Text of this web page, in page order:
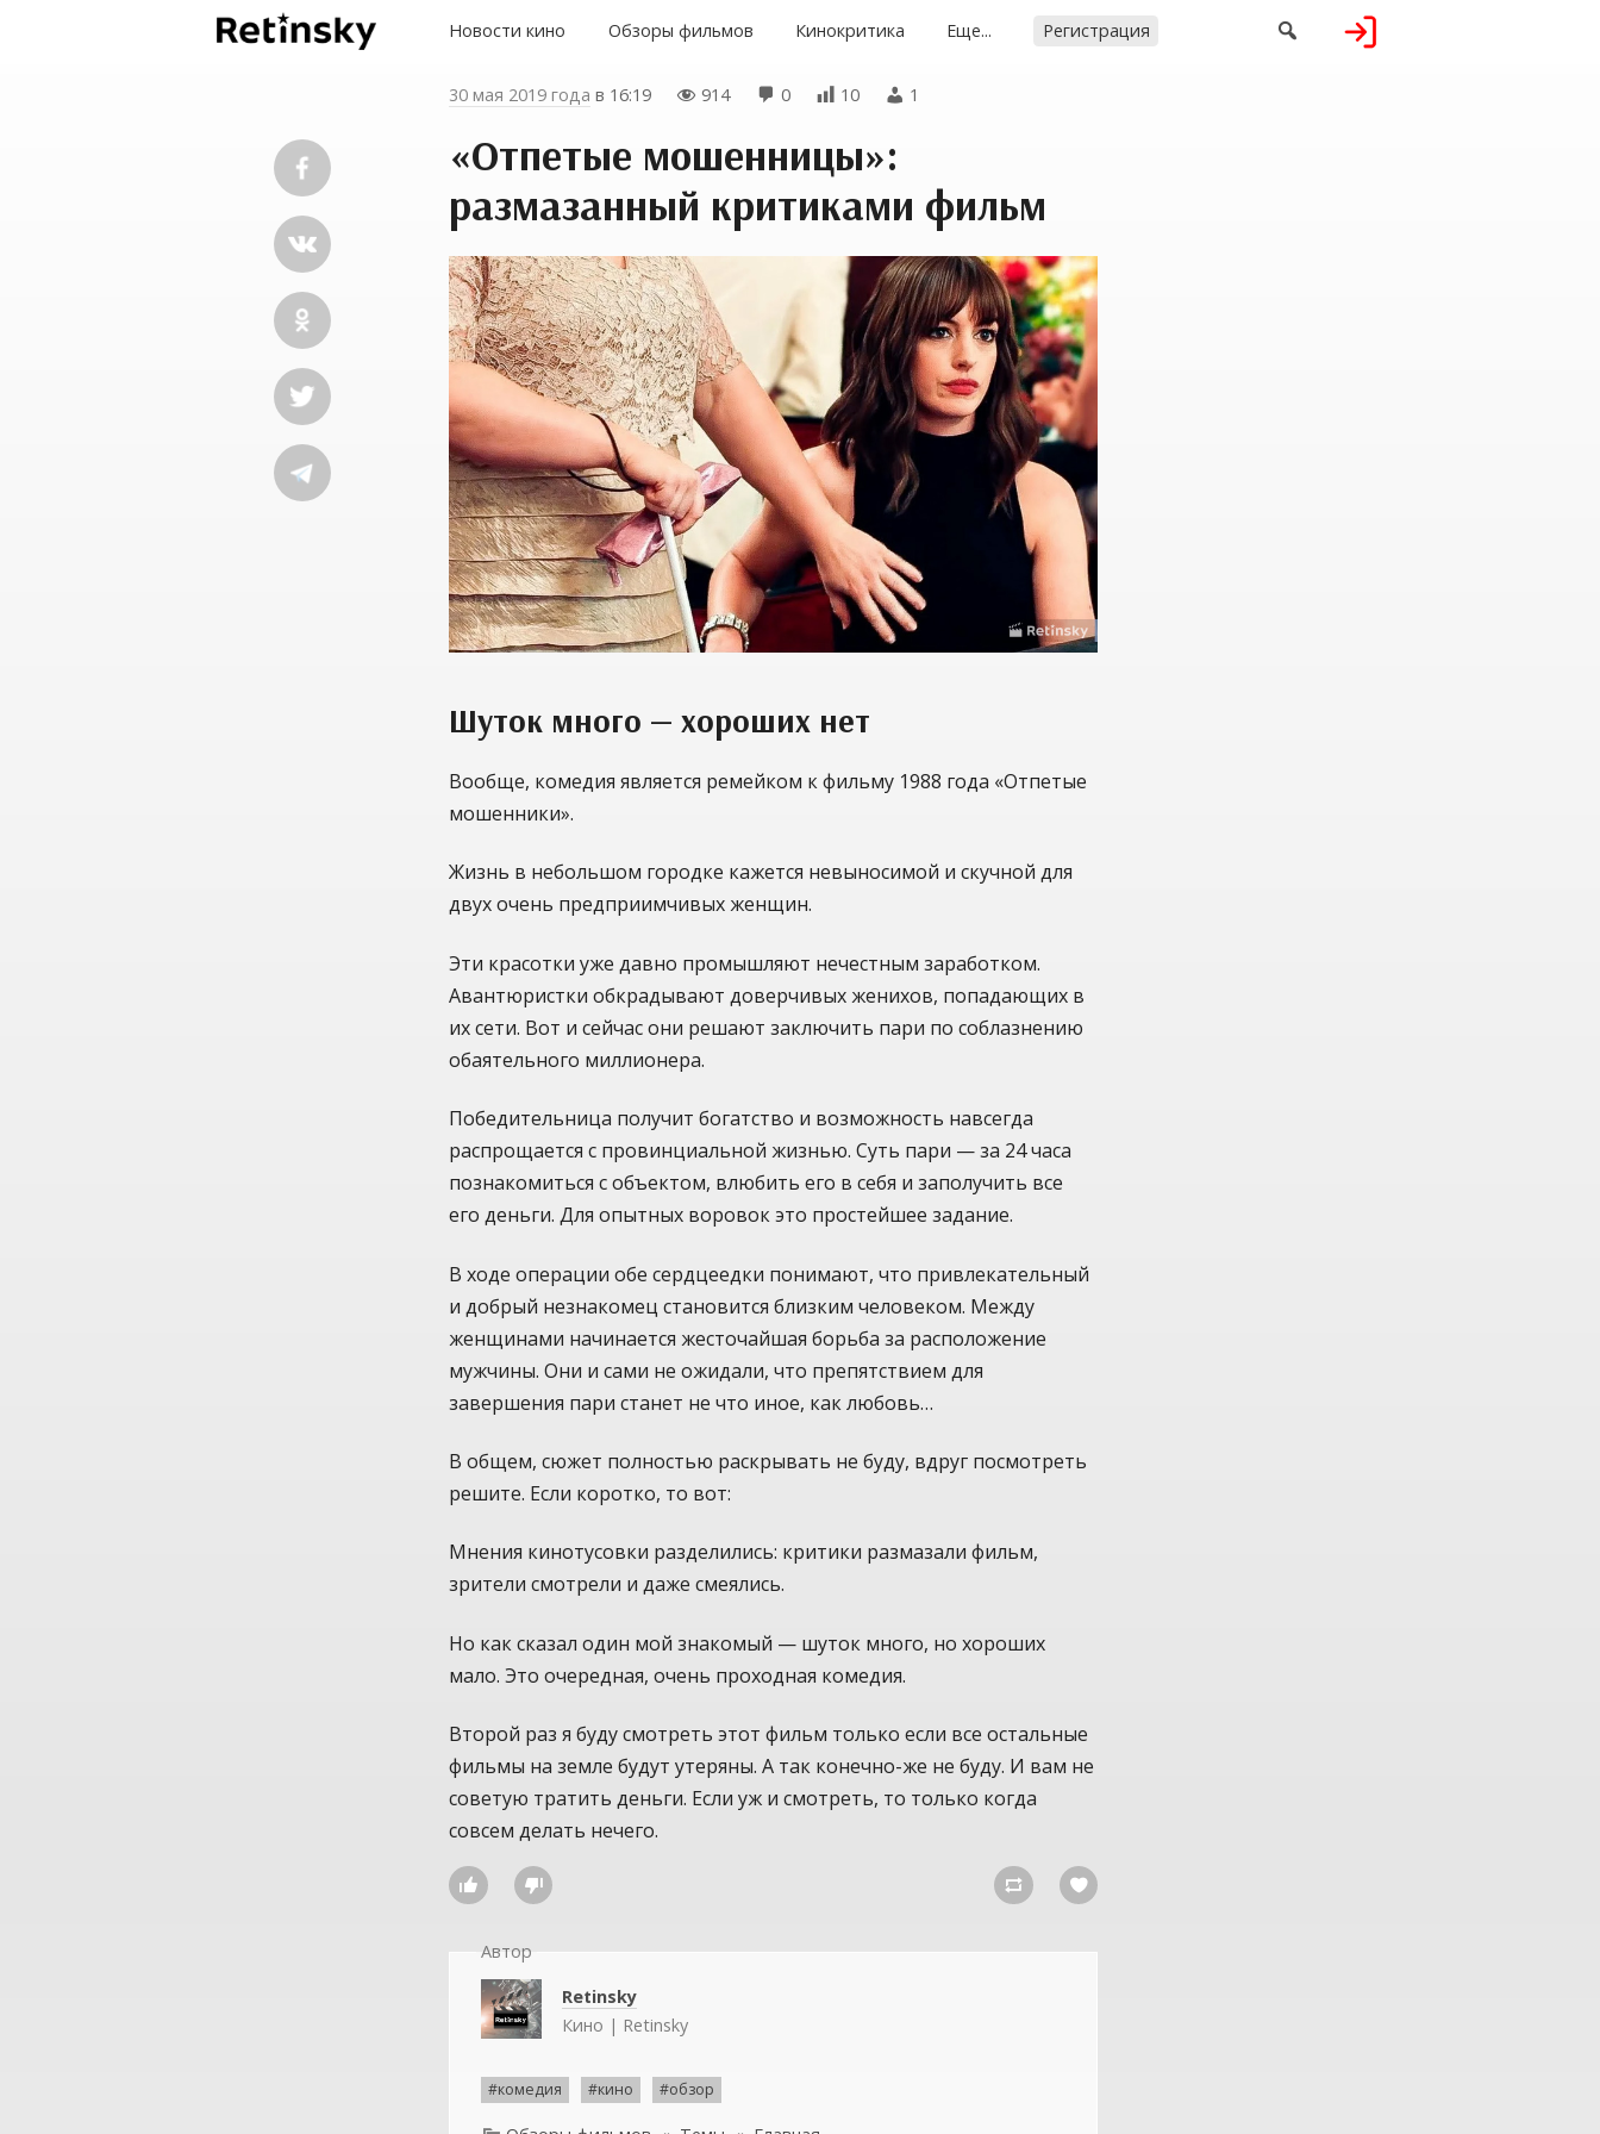
Новости кино Обзоры фильмов Кинокритика Еще... Регистрация 
30 мая 2019 года в 16:19  914  0  10  1
«Отпетые мошенницы»:
размазанный критиками фильм
Шуток много — хороших нет
Вообще, комедия является ремейком к фильму 1988 года «Отпетые
мошенники».
Жизнь в небольшом городке кажется невыносимой и скучной для
двух очень предприимчивых женщин.
Эти красотки уже давно промышляют нечестным заработком.
Авантюристки обкрадывают доверчивых женихов, попадающих в
их сети. Вот и сейчас они решают заключить пари по соблазнению
обаятельного миллионера.
Победительница получит богатство и возможность навсегда
распрощается с провинциальной жизнью. Суть пари — за 24 часа
познакомиться с объектом, влюбить его в себя и заполучить все
его деньги. Для опытных воровок это простейшее задание.
В ходе операции обе сердцеедки понимают, что привлекательный
и добрый незнакомец становится близким человеком. Между
женщинами начинается жесточайшая борьба за расположение
мужчины. Они и сами не ожидали, что препятствием для
завершения пари станет не что иное, как любовь…
В общем, сюжет полностью раскрывать не буду, вдруг посмотреть
решите. Если коротко, то вот:
Мнения кинотусовки разделились: критики размазали фильм,
зрители смотрели и даже смеялись.
Но как сказал один мой знакомый — шуток много, но хороших
мало. Это очередная, очень проходная комедия.
Второй раз я буду смотреть этот фильм только если все остальные
фильмы на земле будут утеряны. А так конечно-же не буду. И вам не
советую тратить деньги. Если уж и смотреть, то только когда
совсем делать нечего.
   
Автор
Retinsky
Кино | Retinsky
#комедия #кино #обзор